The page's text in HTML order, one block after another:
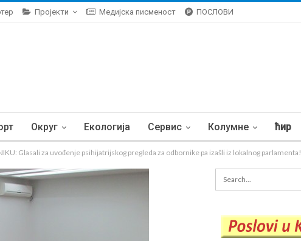
Пројекти Медијска писменост ПОСЛОВИ
Округ Екологија Сервис Колумне ћир
Glasali za uvođenje psihijatrijskog pregleda za odbornike pa izašli iz lokalnog parlamenta!